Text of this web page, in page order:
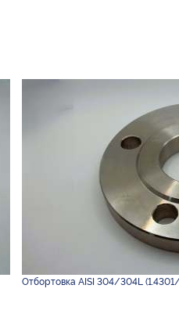
Отбортовка AISI 304/304L